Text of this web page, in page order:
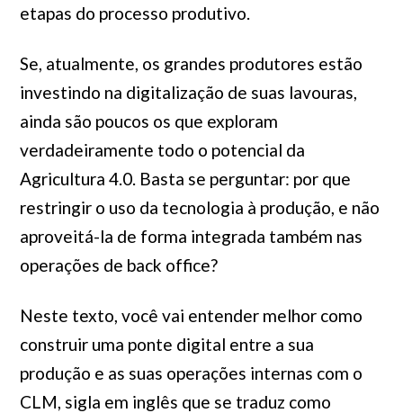
etapas do processo produtivo.
Se, atualmente, os grandes produtores estão
investindo na digitalização de suas lavouras,
ainda são poucos os que exploram
verdadeiramente todo o potencial da
Agricultura 4.0. Basta se perguntar: por que
restringir o uso da tecnologia à produção, e não
aproveitá-la de forma integrada também nas
operações de back office?
Neste texto, você vai entender melhor como
construir uma ponte digital entre a sua
produção e as suas operações internas com o
CLM, sigla em inglês que se traduz como